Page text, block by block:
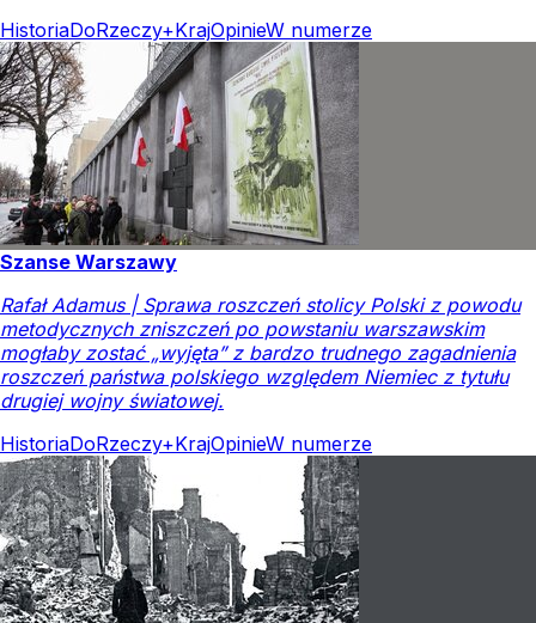
HistoriaDoRzeczy+KrajOpinieW numerze
Szanse Warszawy
Rafał Adamus | Sprawa roszczeń stolicy Polski z powodu
metodycznych zniszczeń po powstaniu warszawskim
mogłaby zostać „wyjęta” z bardzo trudnego zagadnienia
roszczeń państwa polskiego względem Niemiec z tytułu
drugiej wojny światowej.
HistoriaDoRzeczy+KrajOpinieW numerze